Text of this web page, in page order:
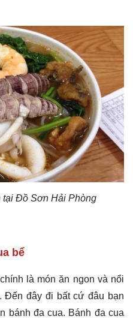
tại Đồ Sơn Hải Phòng
bể
là món ăn ngon và nổi
đây đi bất cứ đâu bạn
bánh đa cua. Bánh đa cua